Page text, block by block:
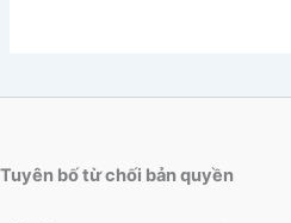
Tuyên bố từ chối bản quyền